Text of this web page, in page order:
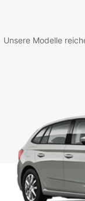
Unsere Modelle